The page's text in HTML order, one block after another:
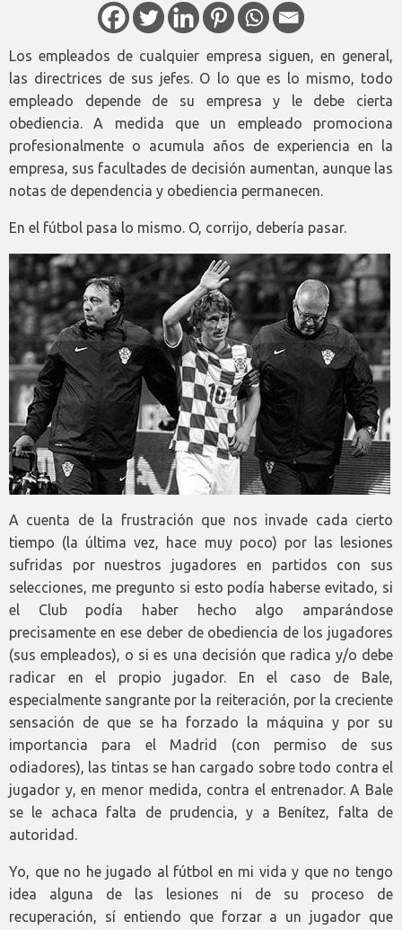
Los empleados de cualquier empresa siguen, en general,
las directrices de sus jefes. O lo que es lo mismo, todo
empleado depende de su empresa y le debe cierta
obediencia. A medida que un empleado promociona
profesionalmente o acumula años de experiencia en la
empresa, sus facultades de decisión aumentan, aunque las
notas de dependencia y obediencia permanecen.
En el fútbol pasa lo mismo. O, corrijo, debería pasar.
A cuenta de la frustración que nos invade cada cierto
tiempo (la última vez, hace muy poco) por las lesiones
sufridas por nuestros jugadores en partidos con sus
selecciones, me pregunto si esto podía haberse evitado, si
el Club podía haber hecho algo amparándose
precisamente en ese deber de obediencia de los jugadores
(sus empleados), o si es una decisión que radica y/o debe
radicar en el propio jugador. En el caso de Bale,
especialmente sangrante por la reiteración, por la creciente
sensación de que se ha forzado la máquina y por su
importancia para el Madrid (con permiso de sus
odiadores), las tintas se han cargado sobre todo contra el
jugador y, en menor medida, contra el entrenador. A Bale
se le achaca falta de prudencia, y a Benítez, falta de
autoridad.
Yo, que no he jugado al fútbol en mi vida y que no tengo
idea alguna de las lesiones ni de su proceso de
recuperación, sí entiendo que forzar a un jugador que